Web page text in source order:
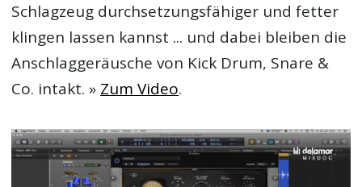
Schlagzeug durchsetzungsfähiger und fetter
klingen lassen kannst ... und dabei bleiben die
Anschlaggeräusche von Kick Drum, Snare &
Co. intakt. » Zum Video.